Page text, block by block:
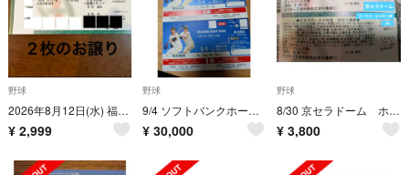
野球
2026年8月12日(水) 福岡ソフトバンク×千葉ロッテ みずほPayPayドーム福岡 A内野指定席 2枚
¥ 2,999
野球
9/4 ソフトバンクホークス vs 埼玉西武 コカ・コーラシートS 2連番 PayPayドーム
¥ 30,000
野球
8/30 京セラドーム ホークス ビジター席 2枚セット
¥ 3,800